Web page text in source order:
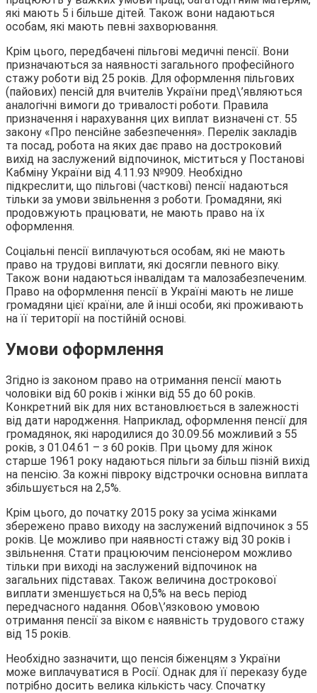
які мають 5 і більше дітей. Також вони надаються
особам, які мають певні захворювання.
Крім цього, передбачені пільгові медичні пенсії. Вони
призначаються за наявності загального професійного
стажу роботи від 25 років. Для оформлення пільгових
(пайових) пенсій для вчителів України пред\’являються
аналогічні вимоги до тривалості роботи. Правила
призначення і нарахування цих виплат визначені ст. 55
закону «Про пенсійне забезпечення». Перелік закладів
та посад, робота на яких дає право на достроковий
вихід на заслужений відпочинок, міститься у Постанові
Кабміну України від 4.11.93 №909. Необхідно
підкреслити, що пільгові (часткові) пенсії надаються
тільки за умови звільнення з роботи. Громадяни, які
продовжують працювати, не мають право на їх
оформлення.
Соціальні пенсії виплачуються особам, які не мають
право на трудові виплати, які досягли певного віку.
Також вони надаються інвалідам та малозабезпеченим.
Право на оформлення пенсії в Україні мають не лише
громадяни цієї країни, але й інші особи, які проживають
на її території на постійній основі.
Умови оформлення
Згідно із законом право на отримання пенсії мають
чоловіки від 60 років і жінки від 55 до 60 років.
Конкретний вік для них встановлюється в залежності
від дати народження. Наприклад, оформлення пенсії для
громадянок, які народилися до 30.09.56 можливий з 55
років, з 01.04.61 – з 60 років. При цьому для жінок
старше 1961 року надаються пільги за більш пізній вихід
на пенсію. За кожні півроку відстрочки основна виплата
збільшується на 2,5%.
Крім цього, до початку 2015 року за усіма жінками
збережено право виходу на заслужений відпочинок з 55
років. Це можливо при наявності стажу від 30 років і
звільнення. Стати працюючим пенсіонером можливо
тільки при виході на заслужений відпочинок на
загальних підставах. Також величина дострокової
виплати зменшується на 0,5% на весь період
передчасного надання. Обов\’язковою умовою
отримання пенсії за віком є наявність трудового стажу
від 15 років.
Необхідно зазначити, що пенсія біженцям з України
може виплачуватися в Росії. Однак для її переказу буде
потрібно досить велика кількість часу. Спочатку